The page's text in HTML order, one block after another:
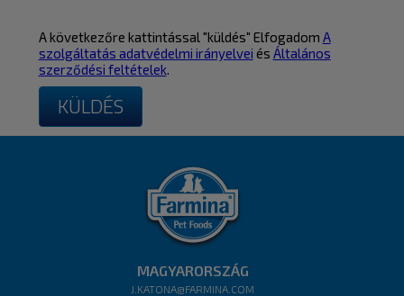
A következőre kattintással "küldés" Elfogadom A
szolgáltatás adatvédelmi irányelvei és Általános
szerződési feltételek
MAGYARORSZÁG
J.KATONA@FARMINA.COM